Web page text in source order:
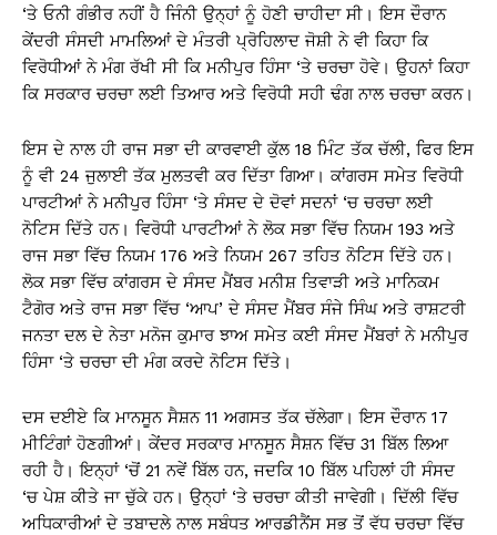
‘ਤੇ ਓਨੀ ਗੰਭੀਰ ਨਹੀਂ ਹੈ ਜਿੰਨੀ ਉਨ੍ਹਾਂ ਨੂੰ ਹੋਣੀ ਚਾਹੀਦਾ ਸੀ। ਇਸ ਦੌਰਾਨ
ਕੇਂਦਰੀ ਸੰਸਦੀ ਮਾਮਲਿਆਂ ਦੇ ਮੰਤਰੀ ਪ੍ਰੋਹਿਲਾਦ ਜੋਸ਼ੀ ਨੇ ਵੀ ਕਿਹਾ ਕਿ
ਵਿਰੋਧੀਆਂ ਨੇ ਮੰਗ ਰੱਖੀ ਸੀ ਕਿ ਮਨੀਪੁਰ ਹਿੰਸਾ ‘ਤੇ ਚਰਚਾ ਹੋਵੇ। ਉਹਨਾਂ ਕਿਹਾ
ਕਿ ਸਰਕਾਰ ਚਰਚਾ ਲਈ ਤਿਆਰ ਅਤੇ ਵਿਰੋਧੀ ਸਹੀ ਢੰਗ ਨਾਲ ਚਰਚਾ ਕਰਨ।
ਇਸ ਦੇ ਨਾਲ ਹੀ ਰਾਜ ਸਭਾ ਦੀ ਕਾਰਵਾਈ ਕੁੱਲ 18 ਮਿੰਟ ਤੱਕ ਚੱਲੀ, ਫਿਰ ਇਸ
ਨੂੰ ਵੀ 24 ਜੁਲਾਈ ਤੱਕ ਮੁਲਤਵੀ ਕਰ ਦਿੱਤਾ ਗਿਆ। ਕਾਂਗਰਸ ਸਮੇਤ ਵਿਰੋਧੀ
ਪਾਰਟੀਆਂ ਨੇ ਮਨੀਪੁਰ ਹਿੰਸਾ ‘ਤੇ ਸੰਸਦ ਦੇ ਦੋਵਾਂ ਸਦਨਾਂ ‘ਚ ਚਰਚਾ ਲਈ
ਨੋਟਿਸ ਦਿੱਤੇ ਹਨ। ਵਿਰੋਧੀ ਪਾਰਟੀਆਂ ਨੇ ਲੋਕ ਸਭਾ ਵਿੱਚ ਨਿਯਮ 193 ਅਤੇ
ਰਾਜ ਸਭਾ ਵਿੱਚ ਨਿਯਮ 176 ਅਤੇ ਨਿਯਮ 267 ਤਹਿਤ ਨੋਟਿਸ ਦਿੱਤੇ ਹਨ।
ਲੋਕ ਸਭਾ ਵਿੱਚ ਕਾਂਗਰਸ ਦੇ ਸੰਸਦ ਮੈਂਬਰ ਮਨੀਸ਼ ਤਿਵਾੜੀ ਅਤੇ ਮਾਨਿਕਮ
ਟੈਗੋਰ ਅਤੇ ਰਾਜ ਸਭਾ ਵਿੱਚ ‘ਆਪ’ ਦੇ ਸੰਸਦ ਮੈਂਬਰ ਸੰਜੇ ਸਿੰਘ ਅਤੇ ਰਾਸ਼ਟਰੀ
ਜਨਤਾ ਦਲ ਦੇ ਨੇਤਾ ਮਨੋਜ ਕੁਮਾਰ ਝਾਅ ਸਮੇਤ ਕਈ ਸੰਸਦ ਮੈਂਬਰਾਂ ਨੇ ਮਨੀਪੁਰ
ਹਿੰਸਾ ‘ਤੇ ਚਰਚਾ ਦੀ ਮੰਗ ਕਰਦੇ ਨੋਟਿਸ ਦਿੱਤੇ।
ਦਸ ਦਈਏ ਕਿ ਮਾਨਸੂਨ ਸੈਸ਼ਨ 11 ਅਗਸਤ ਤੱਕ ਚੱਲੇਗਾ। ਇਸ ਦੌਰਾਨ 17
ਮੀਟਿੰਗਾਂ ਹੋਣਗੀਆਂ। ਕੇਂਦਰ ਸਰਕਾਰ ਮਾਨਸੂਨ ਸੈਸ਼ਨ ਵਿੱਚ 31 ਬਿੱਲ ਲਿਆ
ਰਹੀ ਹੈ। ਇਨ੍ਹਾਂ ‘ਚੋਂ 21 ਨਵੇਂ ਬਿੱਲ ਹਨ, ਜਦਕਿ 10 ਬਿੱਲ ਪਹਿਲਾਂ ਹੀ ਸੰਸਦ
‘ਚ ਪੇਸ਼ ਕੀਤੇ ਜਾ ਚੁੱਕੇ ਹਨ। ਉਨ੍ਹਾਂ ‘ਤੇ ਚਰਚਾ ਕੀਤੀ ਜਾਵੇਗੀ। ਦਿੱਲੀ ਵਿੱਚ
ਅਧਿਕਾਰੀਆਂ ਦੇ ਤਬਾਦਲੇ ਨਾਲ ਸਬੰਧਤ ਆਰਡੀਨੈਂਸ ਸਭ ਤੋਂ ਵੱਧ ਚਰਚਾ ਵਿੱਚ